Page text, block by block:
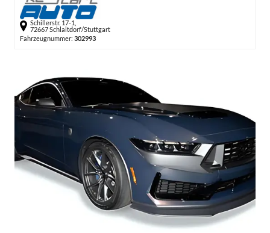
Schillerstr. 17-1,
72667 Schlaitdorf/Stuttgart
Fahrzeugnummer: 302993